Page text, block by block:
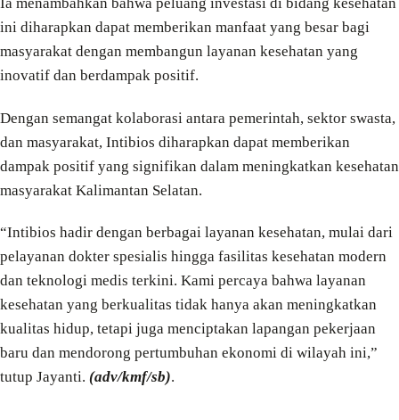
Ia menambahkan bahwa peluang investasi di bidang kesehatan
ini diharapkan dapat memberikan manfaat yang besar bagi
masyarakat dengan membangun layanan kesehatan yang
inovatif dan berdampak positif.
Dengan semangat kolaborasi antara pemerintah, sektor swasta,
dan masyarakat, Intibios diharapkan dapat memberikan
dampak positif yang signifikan dalam meningkatkan kesehatan
masyarakat Kalimantan Selatan.
“Intibios hadir dengan berbagai layanan kesehatan, mulai dari
pelayanan dokter spesialis hingga fasilitas kesehatan modern
dan teknologi medis terkini. Kami percaya bahwa layanan
kesehatan yang berkualitas tidak hanya akan meningkatkan
kualitas hidup, tetapi juga menciptakan lapangan pekerjaan
baru dan mendorong pertumbuhan ekonomi di wilayah ini,”
tutup Jayanti. (adv/kmf/sb).